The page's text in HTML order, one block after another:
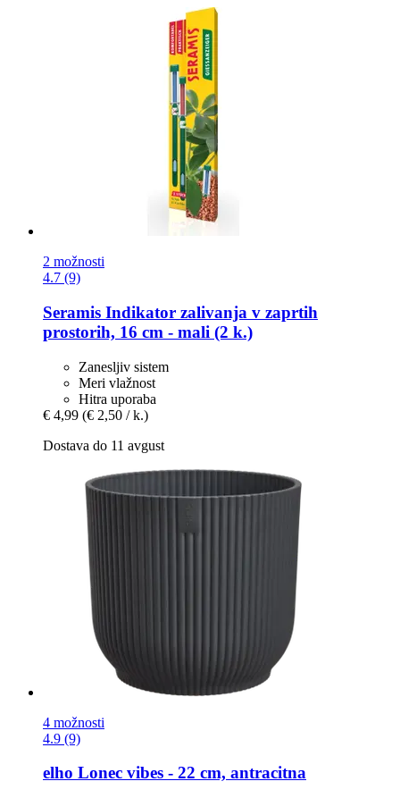
2 možnosti
4.7 (9)
Seramis Indikator zalivanja v zaprtih
prostorih, 16 cm -​ mali (2 k.)
Zanesljiv sistem
Meri vlažnost
Hitra uporaba
€ 4,99 (€ 2,50 / k.)
Dostava do 11 avgust
4 možnosti
4.9 (9)
elho Lonec vibes -​ 22 cm, antracitna